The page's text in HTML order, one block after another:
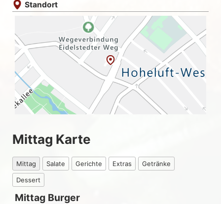
Standort
Mittag Karte
Mittag Salate Gerichte Extras Getränke
Dessert
Mittag Burger